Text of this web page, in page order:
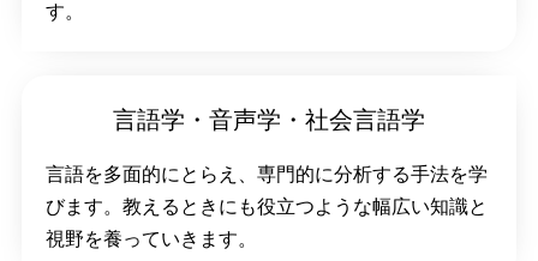
す。
言語学・音声学・社会言語学
言語を多面的にとらえ、専門的に分析する手法を学
びます。教えるときにも役立つような幅広い知識と
視野を養っていきます。